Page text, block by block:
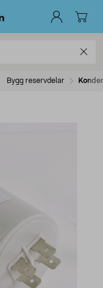
Bygg reservdelar